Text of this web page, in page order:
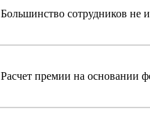
Большинство сотрудников не
Расчет премии на основании